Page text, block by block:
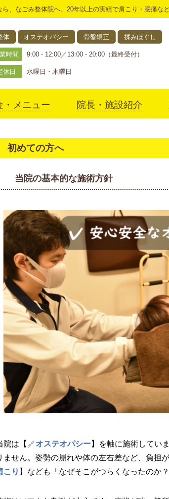
、なごみ整体院へ。20年以上の実績で肩こり・腰痛な
体 オステオパシー 骨盤矯正 揉みほぐし
時間 9:00 - 12:00／13:00 - 20:00（最終受付）
休日 水曜日・木曜日
・メニュー 院長・施設紹介
アクセス
初めての方へ
当院の基本的な施術方針
院は【 オステオパシー】を軸に施術してい
ません。姿勢の崩れや体の左右差など、負担
こり 】なども「なぜそこがつらくなったのか